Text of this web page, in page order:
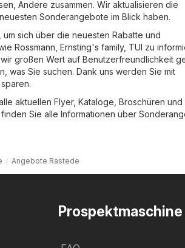
Andere zusammen. Wir aktualisieren die
Sonderangebote im Blick haben.
sich über die neuesten Rabatte und
Rossmann Ernsting's family, TUI zu
großen Wert auf Benutzerfreundlichkeit
was Sie suchen. Dank uns werden Sie mit
aktuellen Flyer, Kataloge, Broschüren und
Sie alle Informationen über
Angebote Rastede
Prospektmaschine